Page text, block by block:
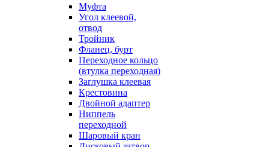
Муфта
Угол клеевой,
отвод
Тройник
Фланец, бурт
Переходное кольцо
(втулка переходная)
Заглушка клеевая
Крестовина
Двойной адаптер
Ниппель
переходной
Шаровый кран